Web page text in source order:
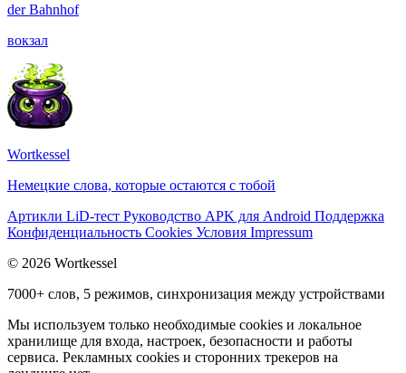
derBahnhof
вокзал
Wortkessel
Немецкие слова, которые остаются с тобой
Артикли LiD-тест Руководство APK для Android Поддержка
Конфиденциальность Cookies Условия Impressum
© 2026 Wortkessel
7000+ слов, 5 режимов, синхронизация между устройствами
Мы используем только необходимые cookies и локальное
хранилище для входа, настроек, безопасности и работы
сервиса. Рекламных cookies и сторонних трекеров на